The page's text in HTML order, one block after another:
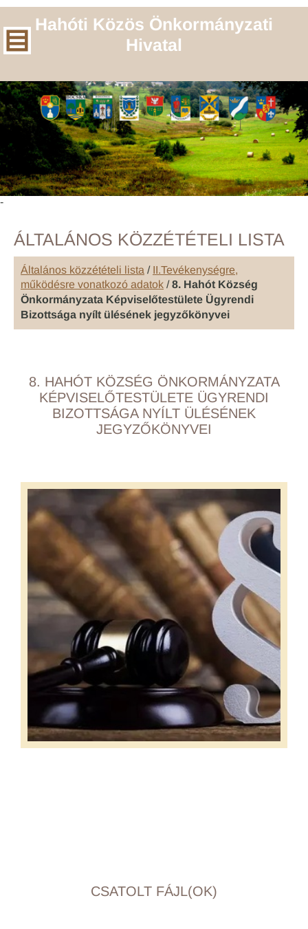
Hahóti Közös Önkormányzati
Hivatal
-
ÁLTALÁNOS KÖZZÉTÉTELI LISTA
Általános közzétételi lista / II.Tevékenységre,
működésre vonatkozó adatok /8. Hahót Község
Önkormányzata Képviselőtestülete Ügyrendi
Bizottsága nyílt ülésének jegyzőkönyvei
8. HAHÓT KÖZSÉG ÖNKORMÁNYZATA
KÉPVISELŐTESTÜLETE ÜGYRENDI
BIZOTTSÁGA NYÍLT ÜLÉSÉNEK
JEGYZŐKÖNYVEI
CSATOLT FÁJL(OK)